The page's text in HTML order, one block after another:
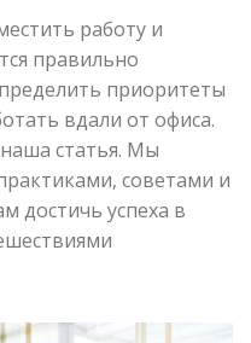
работу и
правильно
приоритеты
вдали от офиса.
статья. Мы
советами и
достичь успеха в